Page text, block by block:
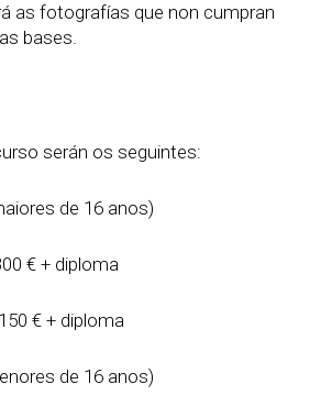
as fotografías que non cumpran
bases.
serán os seguintes:
de 16 anos)
€ + diploma
€ + diploma
de 16 anos)